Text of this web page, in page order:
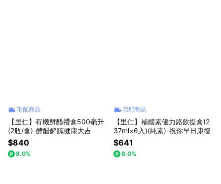
宅配商品
【里仁】有機酵醋禮盒500毫升
(2瓶/盒)-酵醋解膩健康大吉
$840
8.0%
宅配商品
【里仁】補體素優力鉻飲提盒(2
37ml×6入)(純素)-祝你早日康復
$641
8.0%